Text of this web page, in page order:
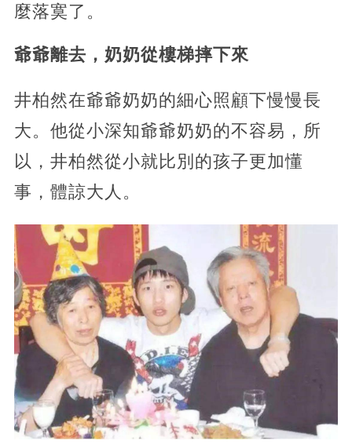
麼落寞了。
爺爺離去，奶奶從樓梯摔下來
井柏然在爺爺奶奶的細心照顧下慢慢長
大。他從小深知爺爺奶奶的不容易，所
以，井柏然從小就比別的孩子更加懂
事，體諒大人。